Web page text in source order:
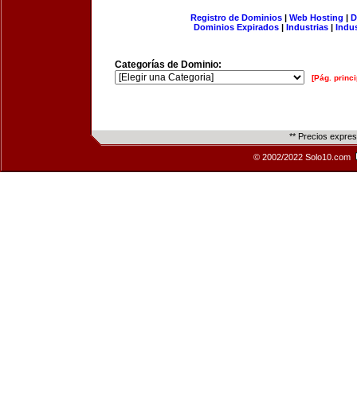
Registro de Dominios| Web Hosting |
Dominios Expirados | Industrias |
Categorías de Dominio:
[Pág.
** Precios
© 2002/2022 Solo10.com